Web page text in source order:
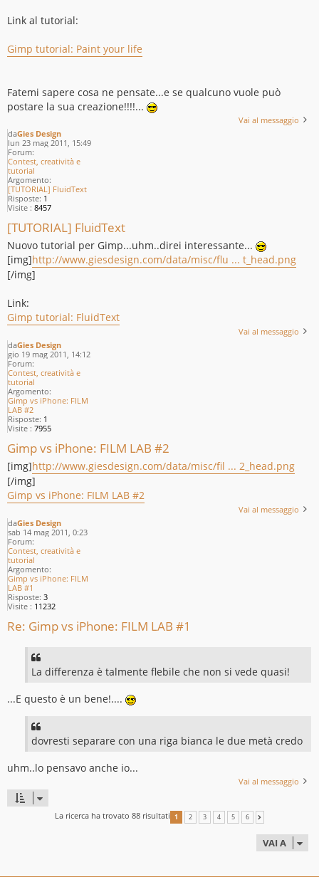
Link al tutorial:
Gimp tutorial: Paint your life
Fatemi sapere cosa ne pensate...e se qualcuno vuole può
postare la sua creazione!!!!...
Vai al messaggio
daGies Design
lun 23 mag 2011, 15:49
Forum:
Contest, creatività e
tutorial
Argomento:
[TUTORIAL] FluidText
Risposte: 1
Visite : 8457
[TUTORIAL] FluidText
Nuovo tutorial per Gimp...uhm..direi interessante...
[img]http://www.giesdesign.com/data/misc/flu ... t_head.png
[/img]
Link:
Gimp tutorial: FluidText
Vai al messaggio
daGies Design
gio 19 mag 2011, 14:12
Forum:
Contest, creatività e
tutorial
Argomento:
Gimp vs iPhone: FILM
LAB #2
Risposte: 1
Visite : 7955
Gimp vs iPhone: FILM LAB #2
[img]http://www.giesdesign.com/data/misc/fil ... 2_head.png
[/img]
Gimp vs iPhone: FILM LAB #2
Vai al messaggio
daGies Design
sab 14 mag 2011, 0:23
Forum:
Contest, creatività e
tutorial
Argomento:
Gimp vs iPhone: FILM
LAB #1
Risposte: 3
Visite : 11232
Re: Gimp vs iPhone: FILM LAB #1
La differenza è talmente flebile che non si vede quasi!
...E questo è un bene!....
dovresti separare con una riga bianca le due metà credo
uhm..lo pensavo anche io...
Vai al messaggio
La ricerca ha trovato 88 risultati 1 2 3 4 5 6
VAI A